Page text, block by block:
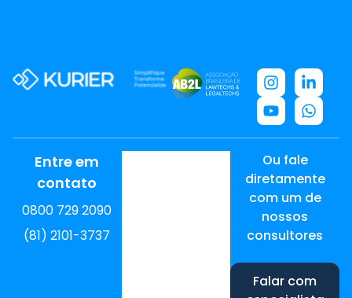
Entre em
contato
0800 729 2090
(81) 2101-3737
Ou fale
diretamente
com um de
nossos
consultores
Falar com